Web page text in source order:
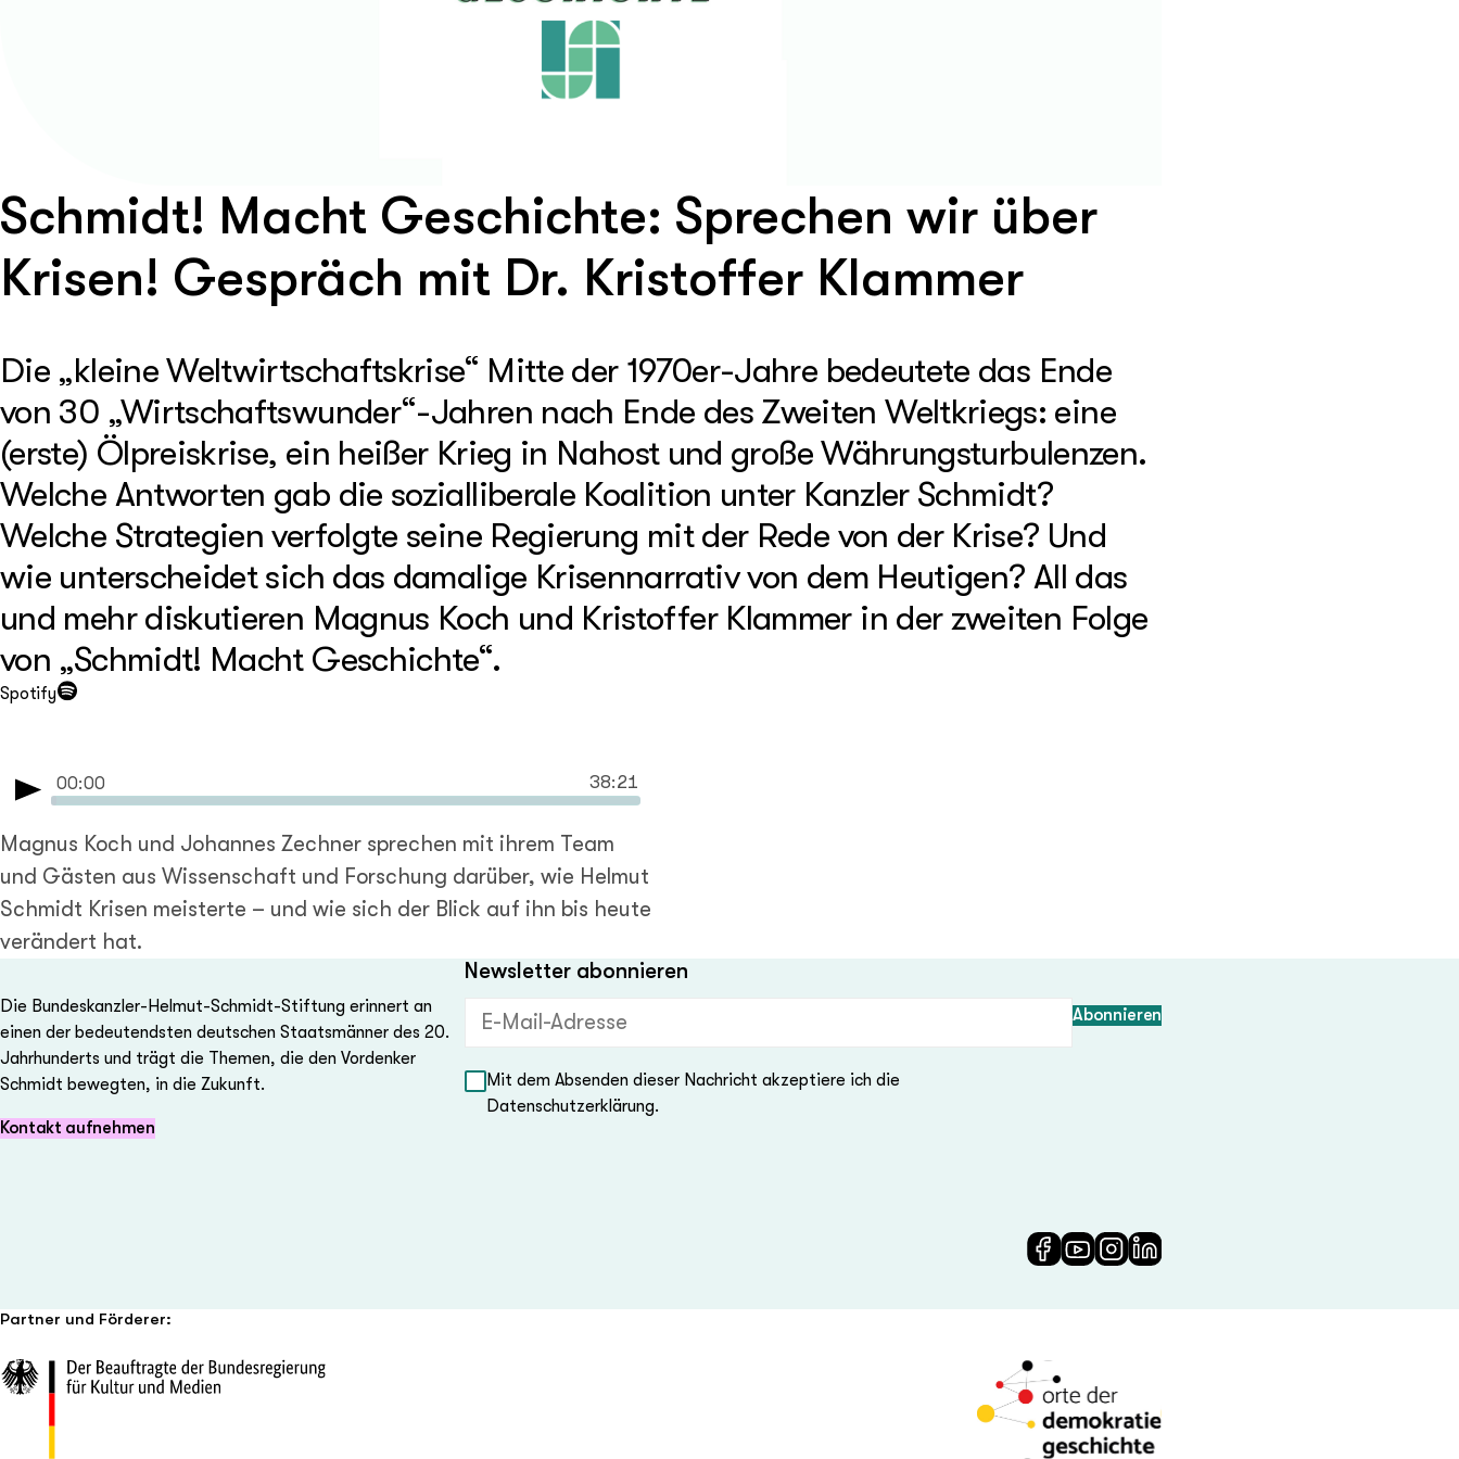
Schmidt! Macht Geschichte: Sprechen wir über
Krisen! Gespräch mit Dr. Kristoffer Klammer
Die „kleine Weltwirtschaftskrise“ Mitte der 1970er-Jahre bedeutete das Ende
von 30 „Wirtschaftswunder“-Jahren nach Ende des Zweiten Weltkriegs: eine
(erste) Ölpreiskrise, ein heißer Krieg in Nahost und große Währungsturbulenzen.
Welche Antworten gab die sozialliberale Koalition unter Kanzler Schmidt?
Welche Strategien verfolgte seine Regierung mit der Rede von der Krise? Und
wie unterscheidet sich das damalige Krisennarrativ von dem Heutigen? All das
und mehr diskutieren Magnus Koch und Kristoffer Klammer in der zweiten Folge
von „Schmidt! Macht Geschichte“.
Spotify
00:00 38:21
Magnus Koch und Johannes Zechner sprechen mit ihrem Team
und Gästen aus Wissenschaft und Forschung darüber, wie Helmut
Schmidt Krisen meisterte – und wie sich der Blick auf ihn bis heute
verändert hat.
Die Bundeskanzler-Helmut-Schmidt-Stiftung erinnert an
einen der bedeutendsten deutschen Staatsmänner des 20.
Jahrhunderts und trägt die Themen, die den Vordenker
Schmidt bewegten, in die Zukunft.
Kontakt aufnehmen
Newsletter abonnieren
E-Mail-Adresse (Pflichtfeld)
Mit dem Absenden dieser Nachricht akzeptiere ich die
Datenschutzerklärung.
Partner und Förderer: